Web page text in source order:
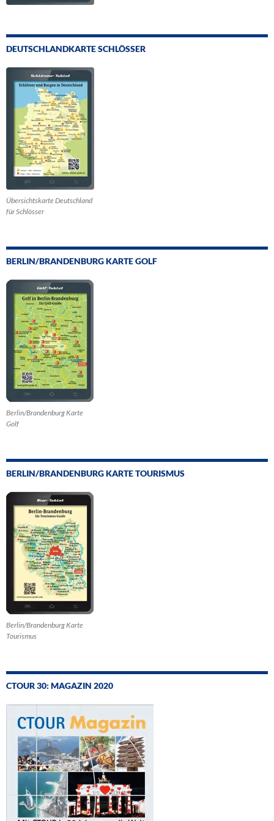
DEUTSCHLANDKARTE SCHLÖSSER
Übersichtskarte Deutschland
für Schlösser
BERLIN/BRANDENBURG KARTE GOLF
Berlin/Brandenburg Karte
Golf
BERLIN/BRANDENBURG KARTE TOURISMUS
Berlin/Brandenburg Karte
Tourismus
CTOUR 30: MAGAZIN 2020